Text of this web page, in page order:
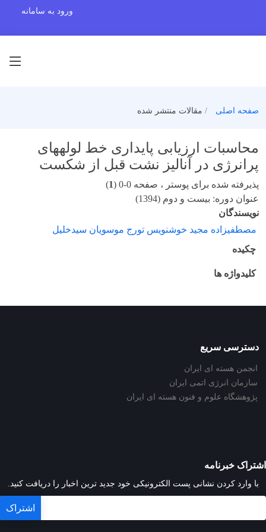
ورود به سامانه
صفحه اصلی مقالات منتشر شده
محاسبات ارزیابی پایداری خط لولههای
پرانرژی در آنالیز نشت قبل از شکست
پذیرفته شده برای پوستر ، صفحه 0-0 ( 1
)
عنوان دوره: بیست و دوم (1394)
نویسندگان
مصطفیزاده مجید خوشنویس تورج موسویان سیدخلیل
چکیده
کلیدواژه ها
دسترسی سریع
انجمن هسته ای ایران
سازمان انرژی اتمی ایران
پژوهشگاه علوم و فنون هسته ای ایران
اشتراک خبرنامه
با وارد کردن نشانی پست الکترونیکی خود جدید ترین اخبار را دریافت کنید.